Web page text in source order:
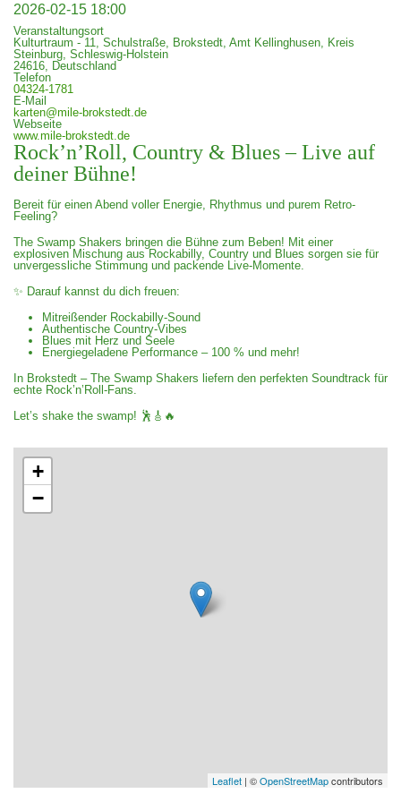
2026-02-15 18:00
Veranstaltungsort
Kulturtraum - 11, Schulstraße, Brokstedt, Amt Kellinghusen, Kreis
Steinburg, Schleswig-Holstein
24616, Deutschland
Telefon
04324-1781
E-Mail
karten@mile-brokstedt.de
Webseite
www.mile-brokstedt.de
Rock’n’Roll, Country & Blues – Live auf
deiner Bühne!
Bereit für einen Abend voller Energie, Rhythmus und purem Retro-
Feeling?
The Swamp Shakers bringen die Bühne zum Beben! Mit einer
explosiven Mischung aus Rockabilly, Country und Blues sorgen sie für
unvergessliche Stimmung und packende Live-Momente.
✨ Darauf kannst du dich freuen:
Mitreißender Rockabilly-Sound
Authentische Country-Vibes
Blues mit Herz und Seele
Energiegeladene Performance – 100 % und mehr!
In Brokstedt – The Swamp Shakers liefern den perfekten Soundtrack für
echte Rock’n’Roll-Fans.
Let’s shake the swamp! 🕺🎸🔥
+
−
Leaflet | ©OpenStreetMapcontributors